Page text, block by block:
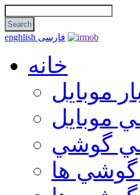
enghlish فارسی
خانه
موبایل
موبايل
گوشي
ها